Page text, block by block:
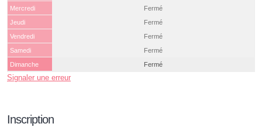
Mercredi
Fermé
Jeudi
Fermé
Vendredi
Fermé
Samedi
Fermé
Dimanche
Fermé
Signaler une erreur
Inscription